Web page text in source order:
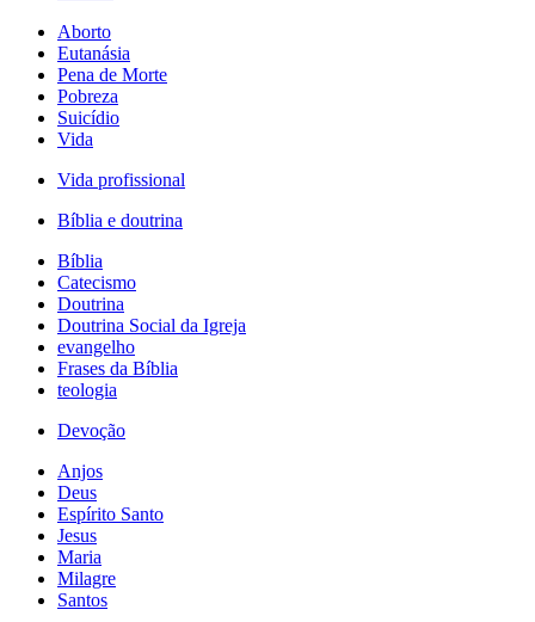
Aborto
Eutanásia
Pena de Morte
Pobreza
Suicídio
Vida
Vida profissional
Bíblia e doutrina
Bíblia
Catecismo
Doutrina
Doutrina Social da Igreja
evangelho
Frases da Bíblia
teologia
Devoção
Anjos
Deus
Espírito Santo
Jesus
Maria
Milagre
Santos